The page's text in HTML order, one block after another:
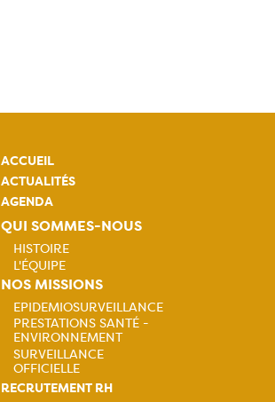
ACCUEIL
ACTUALITÉS
AGENDA
QUI SOMMES-NOUS
Navigation
principale
HISTOIRE
L'ÉQUIPE
NOS MISSIONS
Navigation
principale
EPIDEMIOSURVEILLANCE
PRESTATIONS SANTÉ -
ENVIRONNEMENT
SURVEILLANCE
OFFICIELLE
RECRUTEMENT RH